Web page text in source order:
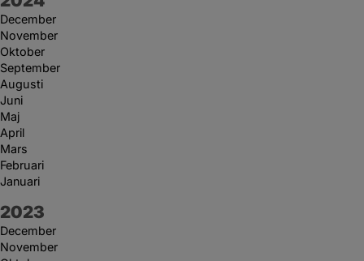
December
November
Oktober
September
Augusti
Juni
Maj
April
Mars
Februari
Januari
År:
2023
December
November